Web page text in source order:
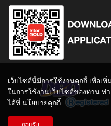
เว็บไซต์นี้มีการใช้งานคุกกี้ เพื่อ
ในการใช้งานเว็บไซต์ของท่าน ท่
ได้ที่ นโยบายคุกกี้